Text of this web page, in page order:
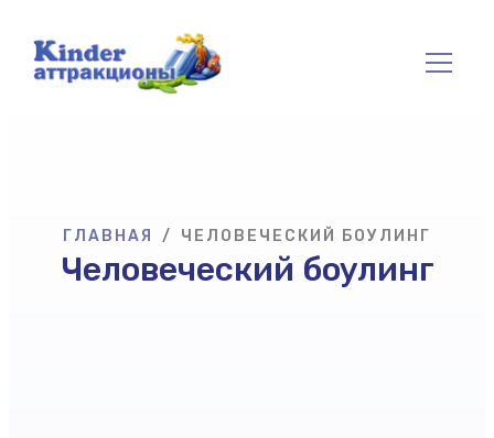
ГЛАВНАЯ ЧЕЛОВЕЧЕСКИЙ БОУЛИНГ
Человеческий боулинг